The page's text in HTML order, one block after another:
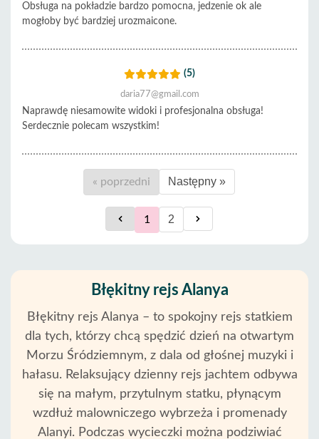
Obsługa na pokładzie bardzo pomocna, jedzenie ok ale
mogłoby być bardziej urozmaicone.
(5)
daria77@gmail.com
Naprawdę niesamowite widoki i profesjonalna obsługa!
Serdecznie polecam wszystkim!
« poprzedni Następny »
1 2
Błękitny rejs Alanya
Błękitny rejs Alanya – to spokojny rejs statkiem
dla tych, którzy chcą spędzić dzień na otwartym
Morzu Śródziemnym, z dala od głośnej muzyki i
hałasu. Relaksujący dzienny rejs jachtem odbywa
się na małym, przytulnym statku, płynącym
wzdłuż malowniczego wybrzeża i promenady
Alanyi. Podczas wycieczki można podziwiać